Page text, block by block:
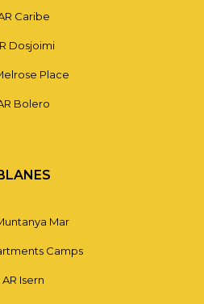
Caribe
Dosjoimi
Place
Bolero
Mar
Camps
AR Isern